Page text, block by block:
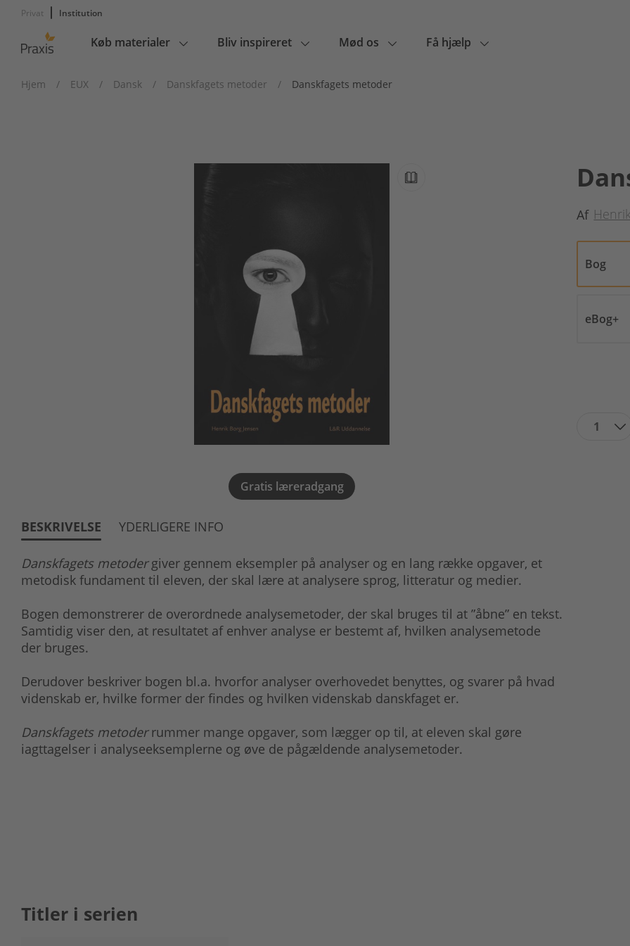
Privat Institution
Main
Køb materialer Bliv inspireret Mød os Få hjælp
Hjem / EUX / Dansk / Danskfagets metoder / Danskfagets metoder
Gratis læreradgang
Af
Bog
eBog+
1
BESKRIVELSE YDERLIGERE INFO
Danskfagets metodergiver gennem eksempler på analyser og en lang række opgaver, et
metodisk fundament til eleven, der skal lære at analysere sprog, litteratur og medier.
Bogen demonstrerer de overordnede analysemetoder, der skal bruges til at ”åbne” en tekst.
Samtidig viser den, at resultatet af enhver analyse er bestemt af, hvilken analysemetode
der bruges.
Derudover beskriver bogen bl.a. hvorfor analyser overhovedet benyttes, og svarer på hvad
videnskab er, hvilke former der findes og hvilken videnskab danskfaget er.
Danskfagets metoderrummer mange opgaver, som lægger op til, at eleven skal gøre
iagttagelser i analyseeksemplerne og øve de pågældende analysemetoder.
Titler i serien